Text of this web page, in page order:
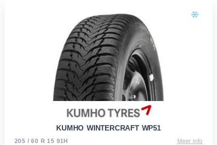
KUMHO WINTERCRAFT WP51
205 / 60 R 15 91H Meer info